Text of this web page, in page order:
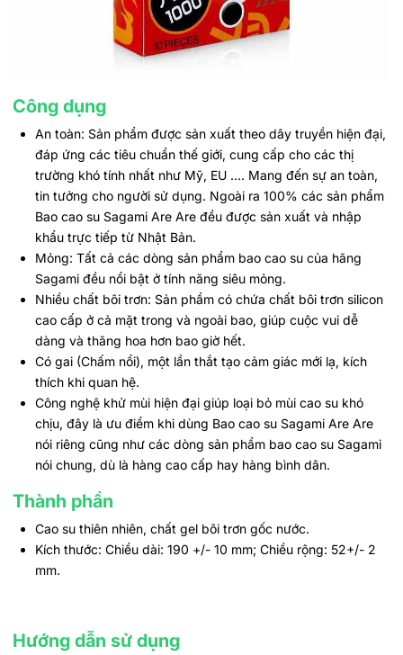
Công dụng
An toàn: Sản phẩm được sản xuất theo dây truyền hiện đại,
đáp ứng các tiêu chuẩn thế giới, cung cấp cho các thị
trường khó tính nhất như Mỹ, EU …. Mang đến sự an toàn,
tin tưởng cho người sử dụng. Ngoài ra 100% các sản phẩm
Bao cao su Sagami Are Are đều được sản xuất và nhập
khẩu trực tiếp từ Nhật Bản.
Mỏng: Tất cả các dòng sản phẩm bao cao su của hãng
Sagami đều nổi bật ở tính năng siêu mỏng.
Nhiều chất bôi trơn: Sản phẩm có chứa chất bôi trơn silicon
cao cấp ở cả mặt trong và ngoài bao, giúp cuộc vui dễ
dàng và thăng hoa hơn bao giờ hết.
Có gai (Chấm nổi), một lần thắt tạo cảm giác mới lạ, kích
thích khi quan hệ.
Công nghệ khử mùi hiện đại giúp loại bỏ mùi cao su khó
chịu, đây là ưu điểm khi dùng Bao cao su Sagami Are Are
nói riêng cũng như các dòng sản phẩm bao cao su Sagami
nói chung, dù là hàng cao cấp hay hàng bình dân.
Thành phần
Cao su thiên nhiên, chất gel bôi trơn gốc nước.
Kích thước: Chiều dài: 190 +/- 10 mm; Chiều rộng: 52+/- 2
mm.
Hướng dẫn sử dụng